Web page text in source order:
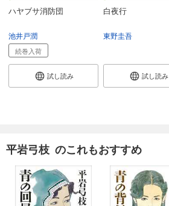
ハヤブサ消防団
池井戸潤
続巻入荷
試し読み
白夜行
東野圭吾
試し読み
平岩弓枝 のこれもおすすめ